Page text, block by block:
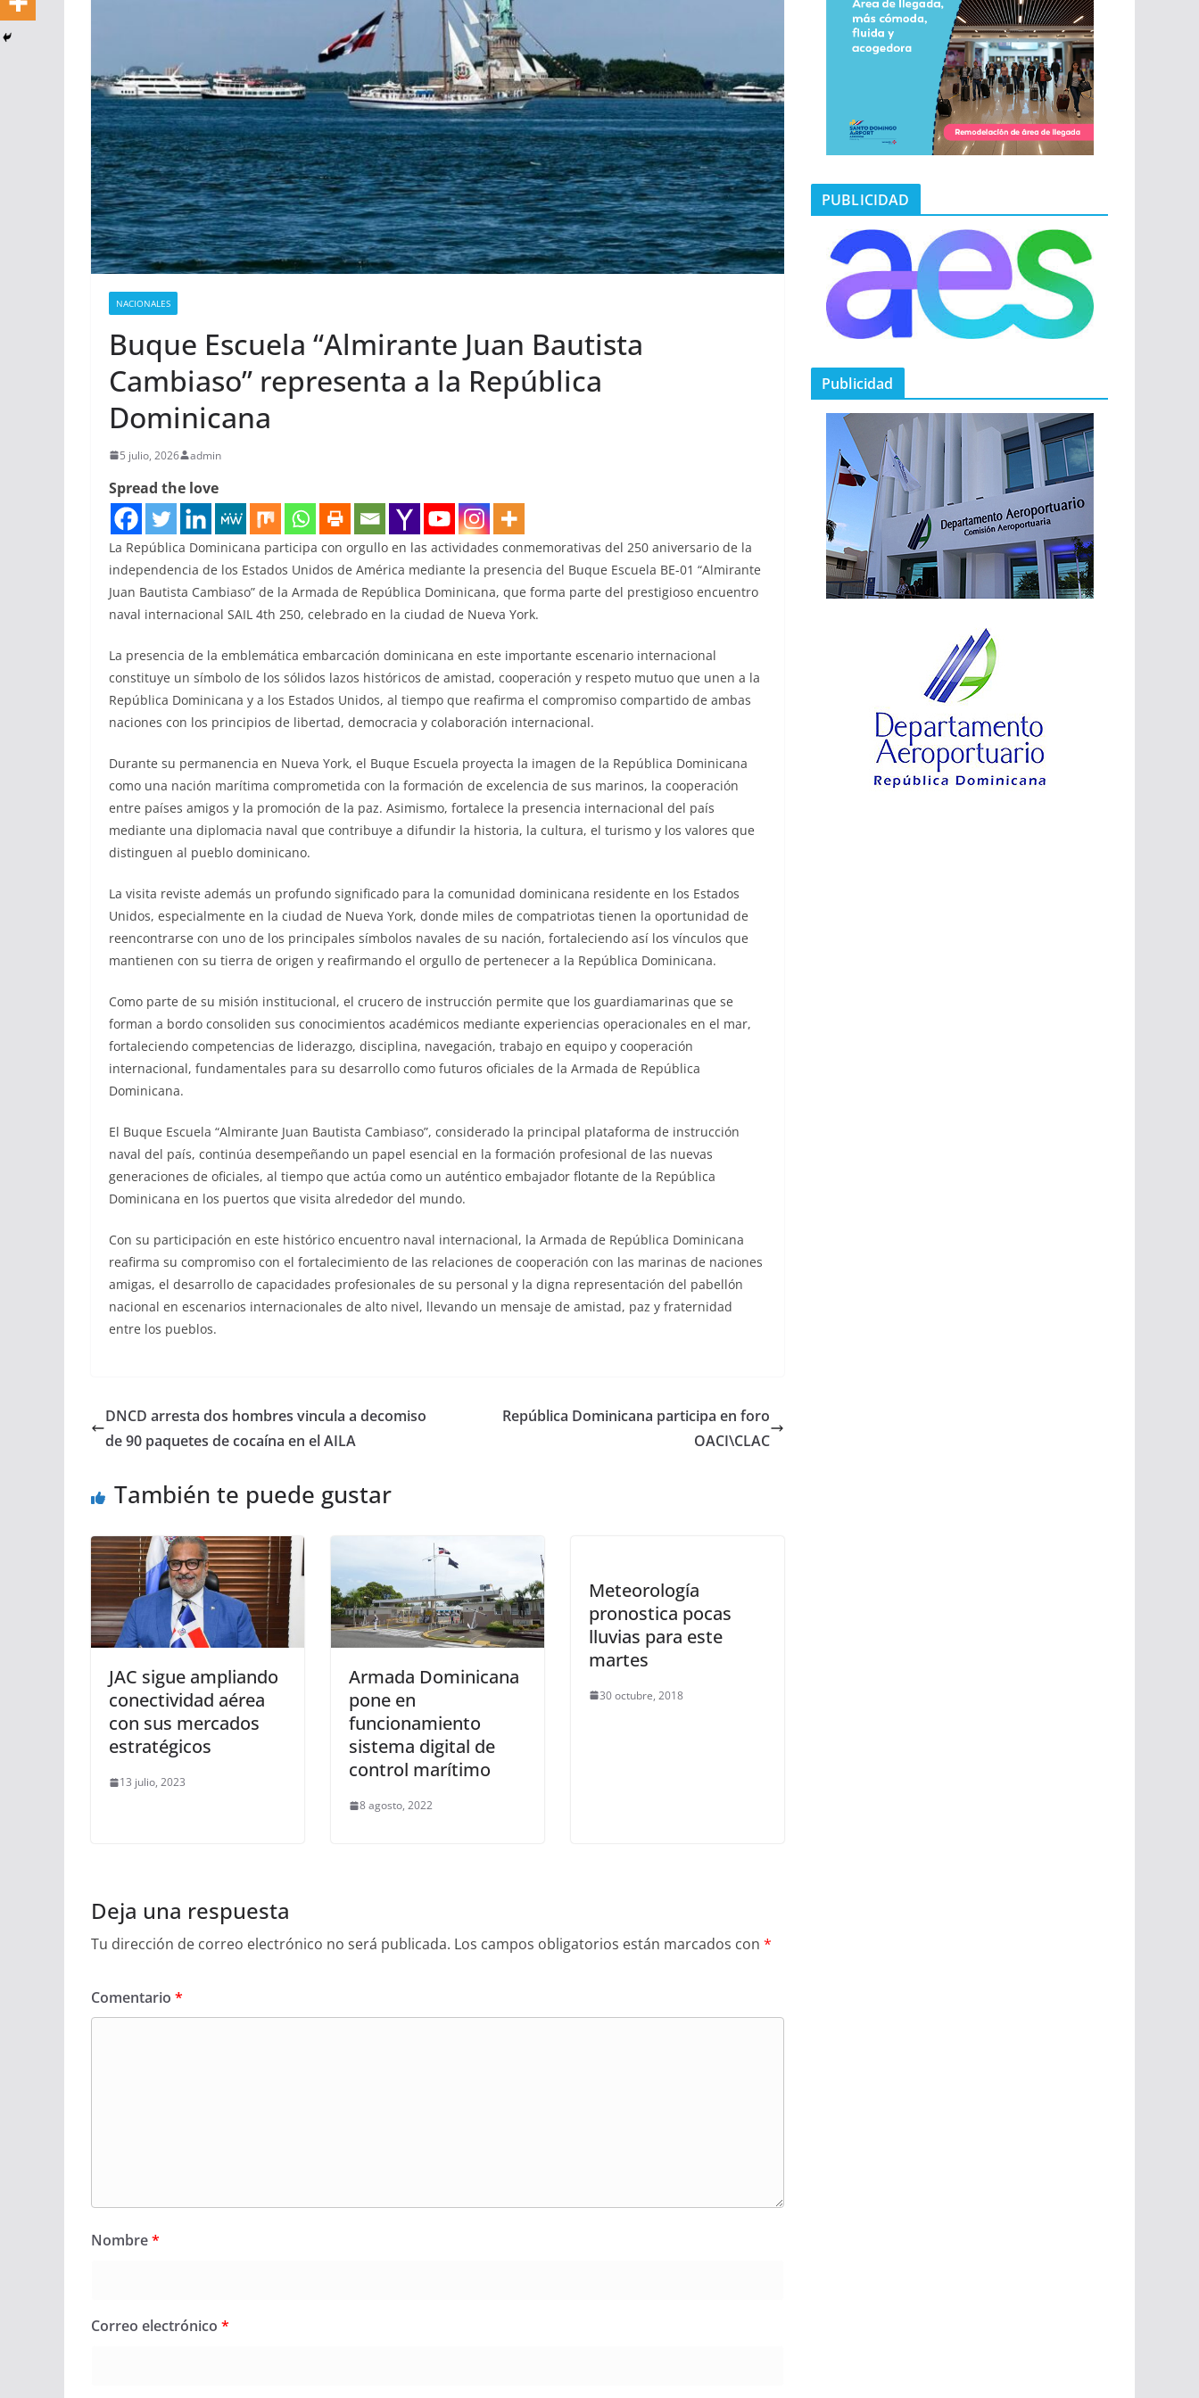
NACIONALES
Buque Escuela “Almirante Juan Bautista
Cambiaso” representa a la República
Dominicana
5 julio, 2026 admin
Spread the love
La República Dominicana participa con orgullo en las actividades conmemorativas del 250 aniversario de la
independencia de los Estados Unidos de América mediante la presencia del Buque Escuela BE-01 “Almirante
Juan Bautista Cambiaso” de la Armada de República Dominicana, que forma parte del prestigioso encuentro
naval internacional SAIL 4th 250, celebrado en la ciudad de Nueva York.
La presencia de la emblemática embarcación dominicana en este importante escenario internacional
constituye un símbolo de los sólidos lazos históricos de amistad, cooperación y respeto mutuo que unen a la
República Dominicana y a los Estados Unidos, al tiempo que reafirma el compromiso compartido de ambas
naciones con los principios de libertad, democracia y colaboración internacional.
Durante su permanencia en Nueva York, el Buque Escuela proyecta la imagen de la República Dominicana
como una nación marítima comprometida con la formación de excelencia de sus marinos, la cooperación
entre países amigos y la promoción de la paz. Asimismo, fortalece la presencia internacional del país
mediante una diplomacia naval que contribuye a difundir la historia, la cultura, el turismo y los valores que
distinguen al pueblo dominicano.
La visita reviste además un profundo significado para la comunidad dominicana residente en los Estados
Unidos, especialmente en la ciudad de Nueva York, donde miles de compatriotas tienen la oportunidad de
reencontrarse con uno de los principales símbolos navales de su nación, fortaleciendo así los vínculos que
mantienen con su tierra de origen y reafirmando el orgullo de pertenecer a la República Dominicana.
Como parte de su misión institucional, el crucero de instrucción permite que los guardiamarinas que se
forman a bordo consoliden sus conocimientos académicos mediante experiencias operacionales en el mar,
fortaleciendo competencias de liderazgo, disciplina, navegación, trabajo en equipo y cooperación
internacional, fundamentales para su desarrollo como futuros oficiales de la Armada de República
Dominicana.
El Buque Escuela “Almirante Juan Bautista Cambiaso”, considerado la principal plataforma de instrucción
naval del país, continúa desempeñando un papel esencial en la formación profesional de las nuevas
generaciones de oficiales, al tiempo que actúa como un auténtico embajador flotante de la República
Dominicana en los puertos que visita alrededor del mundo.
Con su participación en este histórico encuentro naval internacional, la Armada de República Dominicana
reafirma su compromiso con el fortalecimiento de las relaciones de cooperación con las marinas de naciones
amigas, el desarrollo de capacidades profesionales de su personal y la digna representación del pabellón
nacional en escenarios internacionales de alto nivel, llevando un mensaje de amistad, paz y fraternidad
entre los pueblos.
DNCD arresta dos hombres vincula a decomiso
de 90 paquetes de cocaína en el AILA
República Dominicana participa en foro
OACI\CLAC
También te puede gustar
JAC sigue ampliando
conectividad aérea
con sus mercados
estratégicos
13 julio, 2023
Armada Dominicana
pone en
funcionamiento
sistema digital de
control marítimo
8 agosto, 2022
Meteorología
pronostica pocas
lluvias para este
martes
30 octubre, 2018
Deja una respuesta
Tu dirección de correo electrónico no será publicada. Los campos obligatorios están marcados con *
Comentario *
Nombre*
Correo electrónico *
PUBLICIDAD
Publicidad